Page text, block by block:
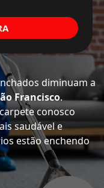
diminuam a
Francisco.
conosco
saudável e
estão enchendo